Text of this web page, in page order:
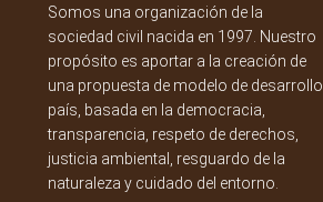
Somos una organización de la
sociedad civil nacida en 1997. Nuestro
propósito es aportar a la creación de
una propuesta de modelo de desarrollo
país, basada en la democracia,
transparencia, respeto de derechos,
justicia ambiental, resguardo de la
naturaleza y cuidado del entorno.